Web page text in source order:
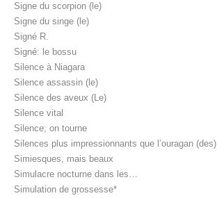
Signe du scorpion (le)
Signe du singe (le)
Signé R.
Signé: le bossu
Silence à Niagara
Silence assassin (le)
Silence des aveux (Le)
Silence vital
Silence, on tourne
Silences plus impressionnants que l’ouragan (des)
Simiesques, mais beaux
Simulacre nocturne dans les…
Simulation de grossesse*